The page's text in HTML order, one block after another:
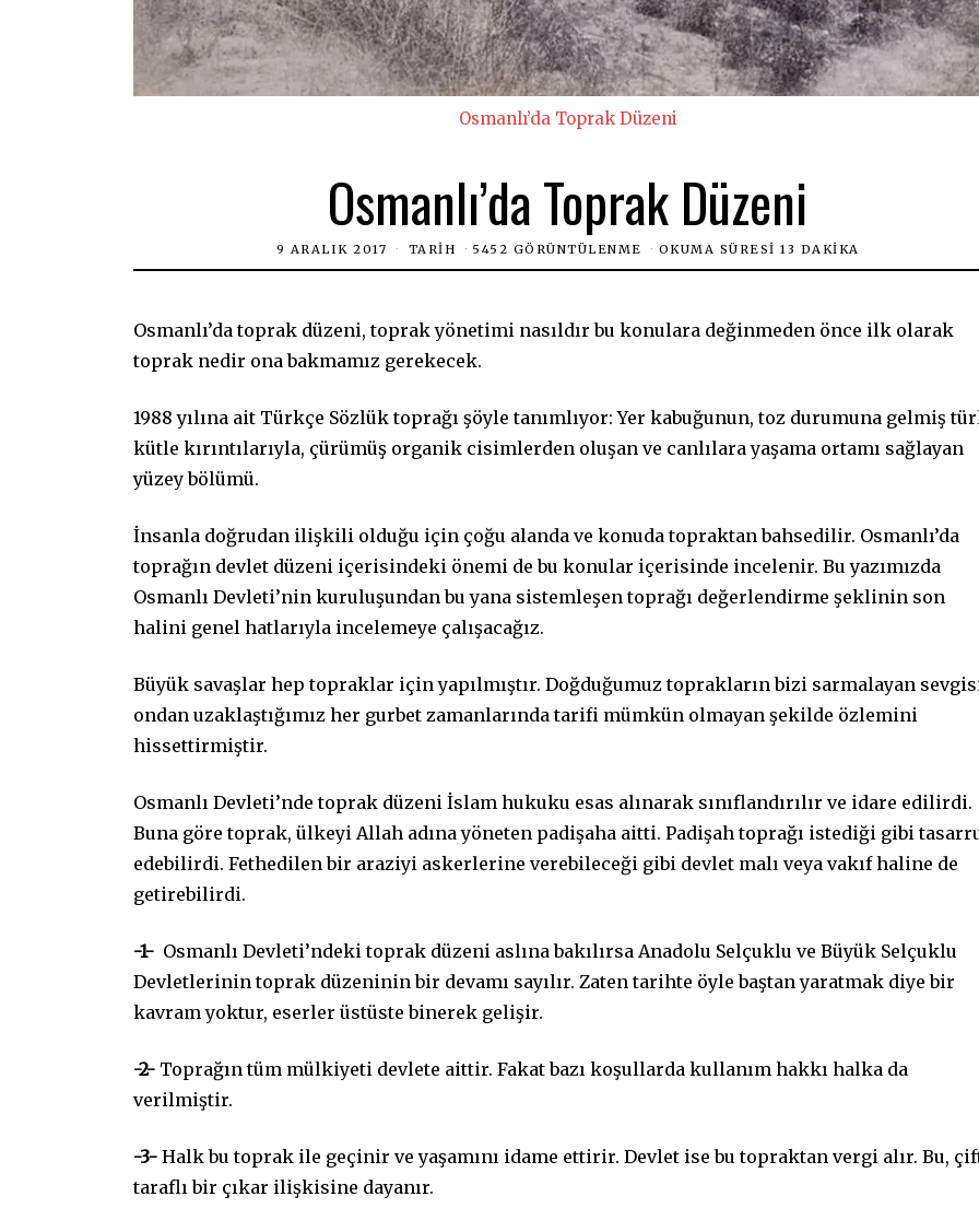
Osmanlı’da Toprak Düzeni
Osmanlı’da Toprak Düzeni
9 ARALIK 2017 TARIH 5452 GÖRÜNTÜLENME OKUMA SÜRESI 13 DAKIKA
Osmanlı’da toprak düzeni, toprak yönetimi nasıldır bu konulara değinmeden önce ilk olarak
toprak nedir ona bakmamız gerekecek.
1988 yılına ait Türkçe Sözlük toprağı şöyle tanımlıyor: Yer kabuğunun, toz durumuna gelmiş
kütle kırıntılarıyla, çürümüş organik cisimlerden oluşan ve canlılara yaşama ortamı sağlayan
yüzey bölümü.
İnsanla doğrudan ilişkili olduğu için çoğu alanda ve konuda topraktan bahsedilir. Osmanlı’da
toprağın devlet düzeni içerisindeki önemi de bu konular içerisinde incelenir. Bu yazımızda
Osmanlı Devleti’nin kuruluşundan bu yana sistemleşen toprağı değerlendirme şeklinin son
halini genel hatlarıyla incelemeye çalışacağız.
Büyük savaşlar hep topraklar için yapılmıştır. Doğduğumuz toprakların bizi sarmalayan
ondan uzaklaştığımız her gurbet zamanlarında tarifi mümkün olmayan şekilde özlemini
hissettirmiştir.
Osmanlı Devleti’nde toprak düzeni İslam hukuku esas alınarak sınıflandırılır ve idare edilirdi.
Buna göre toprak, ülkeyi Allah adına yöneten padişaha aitti. Padişah toprağı istediği gibi
edebilirdi. Fethedilen bir araziyi askerlerine verebileceği gibi devlet malı veya vakıf haline de
getirebilirdi.
-1- Osmanlı Devleti’ndeki toprak düzeni aslına bakılırsa Anadolu Selçuklu ve Büyük Selçuklu
Devletlerinin toprak düzeninin bir devamı sayılır. Zaten tarihte öyle baştan yaratmak diye bir
kavram yoktur, eserler üstüste binerek gelişir.
-2- Toprağın tüm mülkiyeti devlete aittir. Fakat bazı koşullarda kullanım hakkı halka da
verilmiştir.
-3- Halk bu toprak ile geçinir ve yaşamını idame ettirir. Devlet ise bu topraktan vergi alır. Bu,
taraflı bir çıkar ilişkisine dayanır.